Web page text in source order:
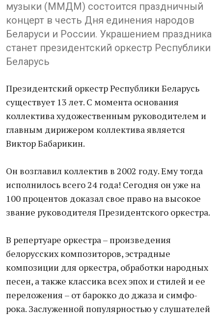
музыки (ММДМ) состоится праздничный
концерт в честь Дня единения народов
Беларуси и России. Украшением праздника
станет президентский оркестр Республики
Беларусь
Президентский оркестр Республики Беларусь
существует 13 лет. С момента основания
коллектива художественным руководителем и
главным дирижером коллектива является
Виктор Бабарикин.
Он возглавил коллектив в 2002 году. Ему тогда
исполнилось всего 24 года! Сегодня он уже на
100 процентов доказал свое право на высокое
звание руководителя Президентского оркестра.
В репертуаре оркестра – произведения
белорусских композиторов, эстрадные
композиции для оркестра, обработки народных
песен, а также классика всех эпох и стилей и ее
переложения – от барокко до джаза и симфо-
рока. Заслуженной популярностью у слушателей